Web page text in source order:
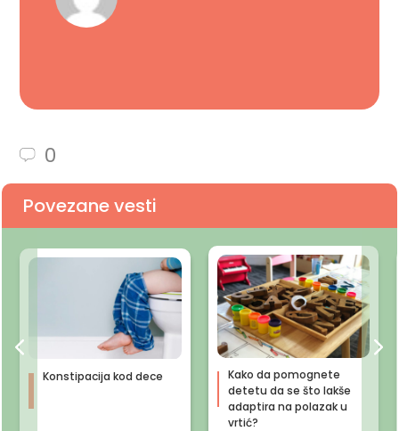
0
Povezane vesti
Konstipacija kod dece
Kako da pomognete
detetu da se što lakše
adaptira na polazak u
vrtić?